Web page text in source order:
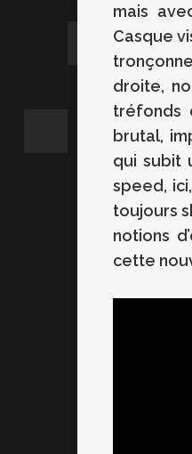
mais
Casque
droite,
tréfonds
brutal,
qui subit
speed,
toujours
notions
cette